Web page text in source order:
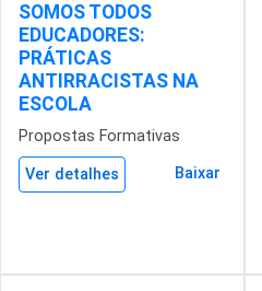
SOMOS TODOS
EDUCADORES:
PRÁTICAS
ANTIRRACISTAS NA
ESCOLA
Propostas Formativas
Ver detalhes Baixar